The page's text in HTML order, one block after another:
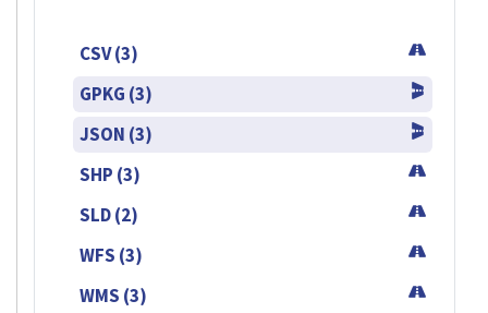
CSV (3)
GPKG (3)
JSON (3)
SHP (3)
SLD (2)
WFS (3)
WMS (3)